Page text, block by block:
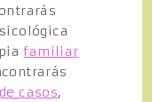
familiar
casos,